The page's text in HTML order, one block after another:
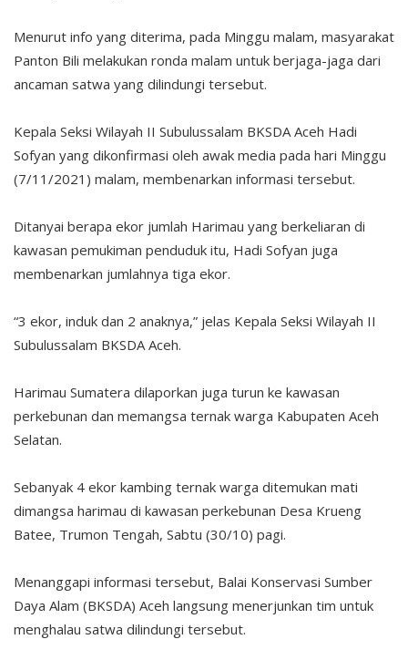
Menurut info yang diterima, pada Minggu malam, masyarakat
Panton Bili melakukan ronda malam untuk berjaga-jaga dari
ancaman satwa yang dilindungi tersebut.
Kepala Seksi Wilayah II Subulussalam BKSDA Aceh Hadi
Sofyan yang dikonfirmasi oleh awak media pada hari Minggu
(7/11/2021) malam, membenarkan informasi tersebut.
Ditanyai berapa ekor jumlah Harimau yang berkeliaran di
kawasan pemukiman penduduk itu, Hadi Sofyan juga
membenarkan jumlahnya tiga ekor.
“3 ekor, induk dan 2 anaknya,” jelas Kepala Seksi Wilayah II
Subulussalam BKSDA Aceh.
Harimau Sumatera dilaporkan juga turun ke kawasan
perkebunan dan memangsa ternak warga Kabupaten Aceh
Selatan.
Sebanyak 4 ekor kambing ternak warga ditemukan mati
dimangsa harimau di kawasan perkebunan Desa Krueng
Batee, Trumon Tengah, Sabtu (30/10) pagi.
Menanggapi informasi tersebut, Balai Konservasi Sumber
Daya Alam (BKSDA) Aceh langsung menerjunkan tim untuk
menghalau satwa dilindungi tersebut.